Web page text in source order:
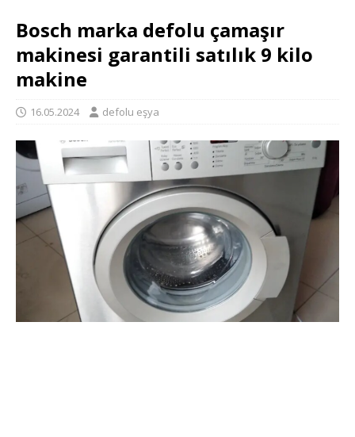
Bosch marka defolu çamaşır
makinesi garantili satılık 9 kilo
makine
16.05.2024 defolu eşya